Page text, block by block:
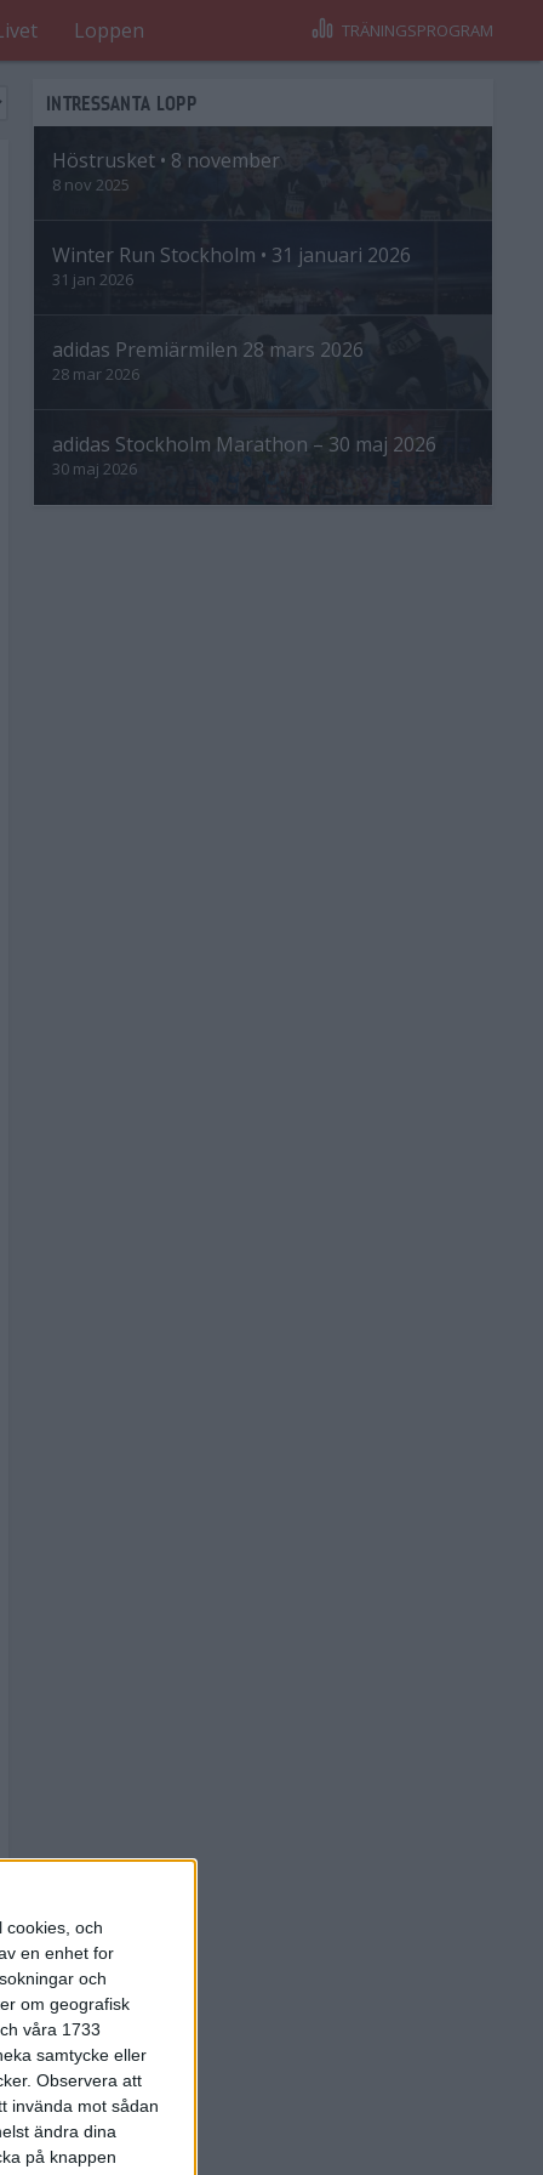
cookies, och
en enhet for
och
om geografisk
våra 1733
samtycke eller
Observera att
invända mot sådan
ändra dina
på knappen
Loppen TRÄNINGSPROGRAM
INTRESSANTA LOPP
Höstrusket • 8 november
8 nov 2025
Winter Run Stockholm • 31 januari 2026
31 jan 2026
adidas Premiärmilen 28 mars 2026
28 mar 2026
adidas Stockholm Marathon – 30 maj 2026
30 maj 2026